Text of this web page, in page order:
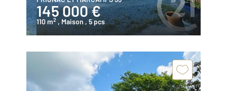
145 000 €
110 m2 , Maison, 5 pcs